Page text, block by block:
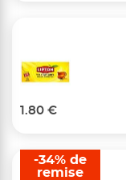
1.80 €
-34% de
remise